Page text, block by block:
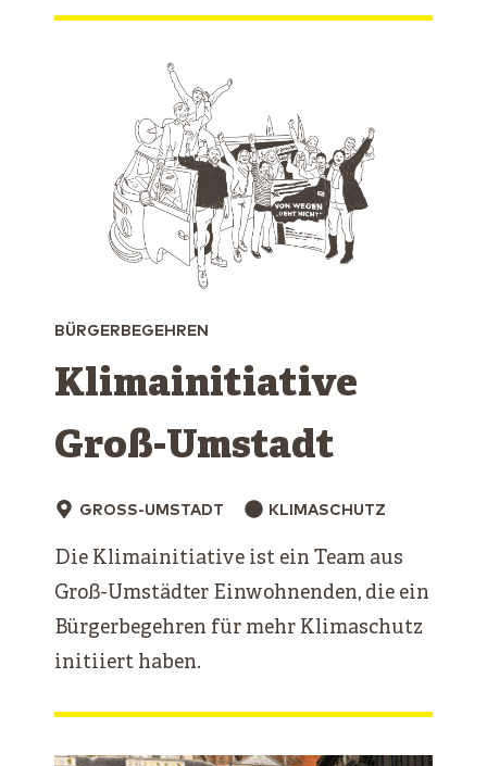
BÜRGERBEGEHREN
Klimainitiative
Groß-Umstadt
GROSS-UMSTADT KLIMASCHUTZ
Die Klimainitiative ist ein Team aus
Groß-Umstädter Einwohnenden, die ein
Bürgerbegehren für mehr Klimaschutz
initiiert haben.